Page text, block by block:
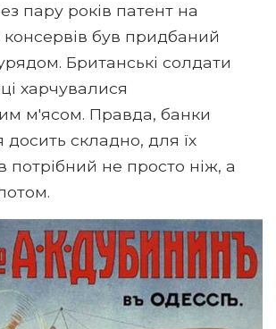
пару років патент на
був придбаний
Британські солдати
харчувалися
м'ясом. Правда, банки
досить складно, для їх
потрібний не просто ніж, а